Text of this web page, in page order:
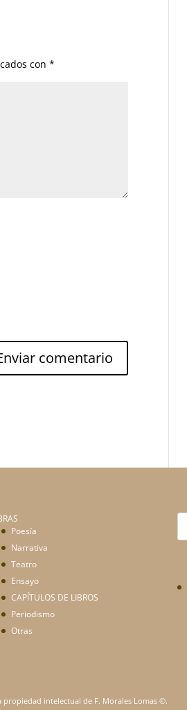
con*
Poesía
Narrativa
Teatro
Ensayo
CAPÍTULOS DE LIBROS
Periodismo
Otras
intelectual de F. Morales Lomas ©.